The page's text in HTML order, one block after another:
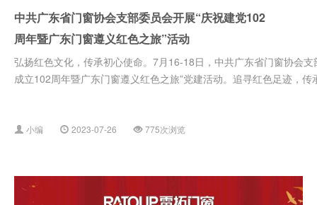
中共广东省门窗协会支部委员会开展“庆祝建党102
周年暨广东门窗遵义红色之旅”活动
弘扬红色文化，传承初心使命。7月16-18日，中共广东省门窗协会
成立102周年暨广东门窗遵义红色之旅”党建活动。追寻红色足迹，传
小编 2023-07-26 775次浏览